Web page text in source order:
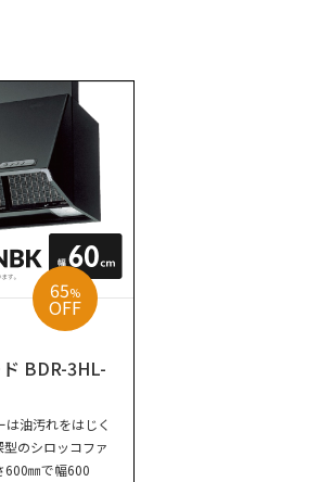
65%
OFF
BDR-3HL-
は油汚れをはじく
のシロッコファ
600㎜で幅600